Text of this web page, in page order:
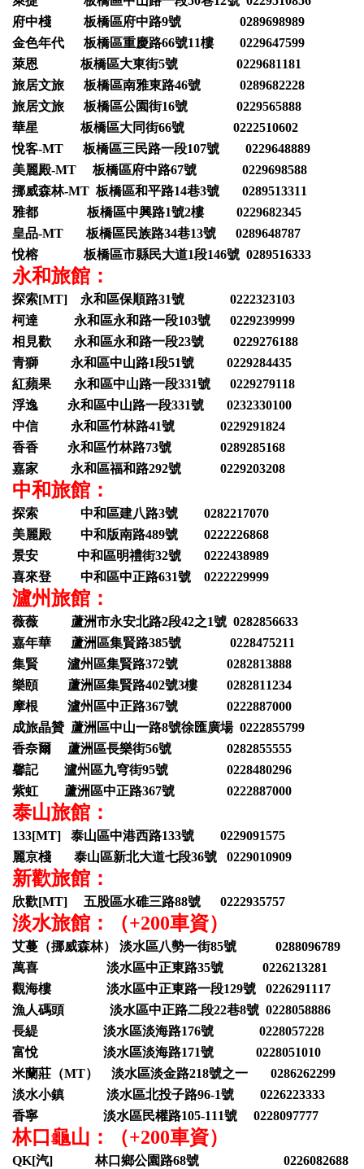
府中棧 板橋區府中路9號 0289698989
金色年代 板橋區重慶路66號11樓 0229647599
萊恩 板橋區大東街5號 0229681181
旅居文旅 板橋區南雅東路46號 0289682228
旅居文旅 板橋區公園街16號 0229565888
華星 板橋區大同街66號 0222510602
悅客-MT 板橋區三民路一段107號 0229648889
美麗殿-MT 板橋區府中路67號 0229698588
挪威森林-MT 板橋區和平路14巷3號 0289513311
雅都 板橋區中興路1號2樓 0229682345
皇品-MT 板橋區民族路34巷13號 0289648787
悅榕 板橋區市縣民大道1段146號 0289516333
永和旅館：
探索[MT] 永和區保順路31號 0222323103
柯達 永和區永和路一段103號 0229239999
相見歡 永和區永和路一段23號 0229276188
青獅 永和區中山路1段51號 0229284435
紅蘋果 永和區中山路一段331號 0229279118
浮逸 永和區中山路一段331號 0232330100
中信 永和區竹林路41號 0229291824
香香 永和區竹林路73號 0289285168
嘉家 永和區福和路292號 0229203208
中和旅館：
探索 中和區建八路3號 0282217070
美麗殿 中和版南路489號 0222226868
景安 中和區明禮街32號 0222438989
喜來登 中和區中正路631號 0222229999
瀘州旅館：
薇薇 蘆洲市永安北路2段42之1號 0282856633
嘉年華 蘆洲區集賢路385號 0228475211
集賢 瀘州區集賢路372號 0282813888
樂頤 蘆洲區集賢路402號3樓 0282811234
摩根 瀘州區中正路367號 0222887000
成旅晶贊 蘆洲區中山一路8號徐匯廣場 0222855799
香奈爾 蘆洲區長樂街56號 0282855555
馨記 瀘州區九穹街95號 0228480296
紫虹 蘆洲區中正路367號 0222887000
泰山旅館：
133[MT] 泰山區中港西路133號 0229091575
麗京棧 泰山區新北大道七段36號 0229010909
新歡旅館：
欣歡[MT] 五股區水碓三路88號 0222935757
淡水旅館：（+200車資）
艾蔓（挪威森林） 淡水區八勢一街85號 0288096789
萬喜 淡水區中正東路35號 0226213281
觀海樓 淡水區中正東路一段129號 0226291117
漁人碼頭 淡水區中正路二段22巷8號 0228058886
長緹 淡水區淡海路176號 0228057228
富悅 淡水區淡海路171號 0228051010
米蘭莊（MT） 淡水區淡金路218號之一 0286262299
淡水小鎮 淡水區北投子路96-1號 0226223333
香寧 淡水區民權路105-111號 0228097777
林口龜山：（+200車資）
QK[汽] 林口鄉公園路68號 0226082688